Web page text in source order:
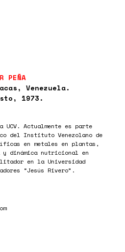
PEÑA
Venezuela.
1973.
UCV. Actualmente es parte
del Instituto Venezolano de
en metales en plantas,
dinámica nutricional en
en la Universidad
“Jesús Rivero”.